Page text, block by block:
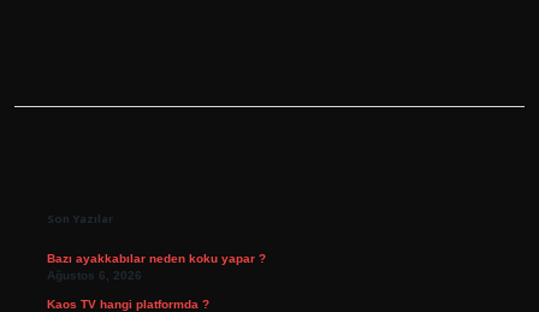
Son Yazılar
Bazı ayakkabılar neden koku yapar ?
Ağustos 6, 2026
Kaos TV hangi platformda ?